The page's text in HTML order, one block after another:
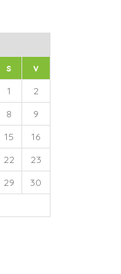
s
v
1
2
8
9
15
16
22
23
29
30